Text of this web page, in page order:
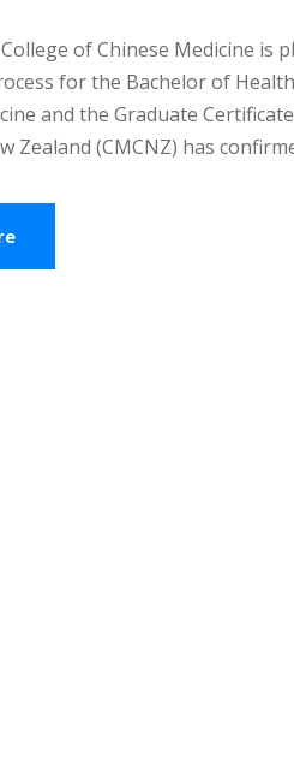
of Chinese Medicine is
for the Bachelor of
and the Graduate
Zealand (CMCNZ) has